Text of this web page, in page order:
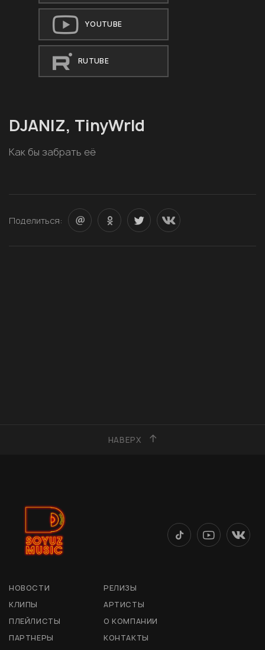
YOUTUBE
RUTUBE
DJANIZ, TinyWrld
Как бы забрать её
Поделиться:
НАВЕРХ
НОВОСТИ
РЕЛИЗЫ
КЛИПЫ
АРТИСТЫ
ПЛЕЙЛИСТЫ
О КОМПАНИИ
ПАРТНЕРЫ
КОНТАКТЫ